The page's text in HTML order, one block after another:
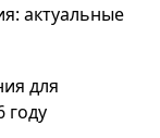
актуальные
для
году